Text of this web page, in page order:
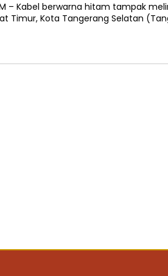
– Kabel berwarna hitam tampak
Timur, Kota Tangerang Selatan